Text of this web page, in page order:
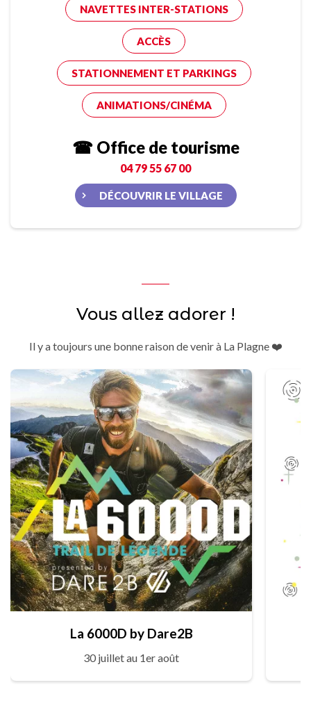
NAVETTES INTER-STATIONS
ACCÈS
STATIONNEMENT ET PARKINGS
ANIMATIONS/CINÉMA
☎ Office de tourisme
04 79 55 67 00
DÉCOUVRIR LE VILLAGE
Vous allez adorer !
Il y a toujours une bonne raison de venir à La Plagne ❤️
La 6000D by Dare2B
30 juillet au 1er août